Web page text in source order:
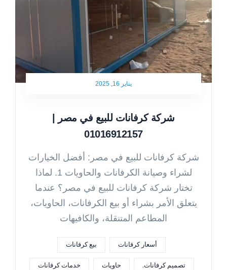
يناير 16, 2025
شركة كرفانات للبيع في مصر |
01016912157
شركة كرفانات للبيع في مصر: أفضل الخيارات
لشراء وصيانة الكرفانات والحاويات 1. لماذا
تختار شركة كرفانات للبيع في مصر؟ عندما
يتعلق الأمر بشراء أو بيع الكرفانات، الحاويات،
المطاعم المتنقلة، والكافيهات
أسعار كرفانات بيع كرفانات
تصميم كرفانات. حاويات خدمات كرفانات